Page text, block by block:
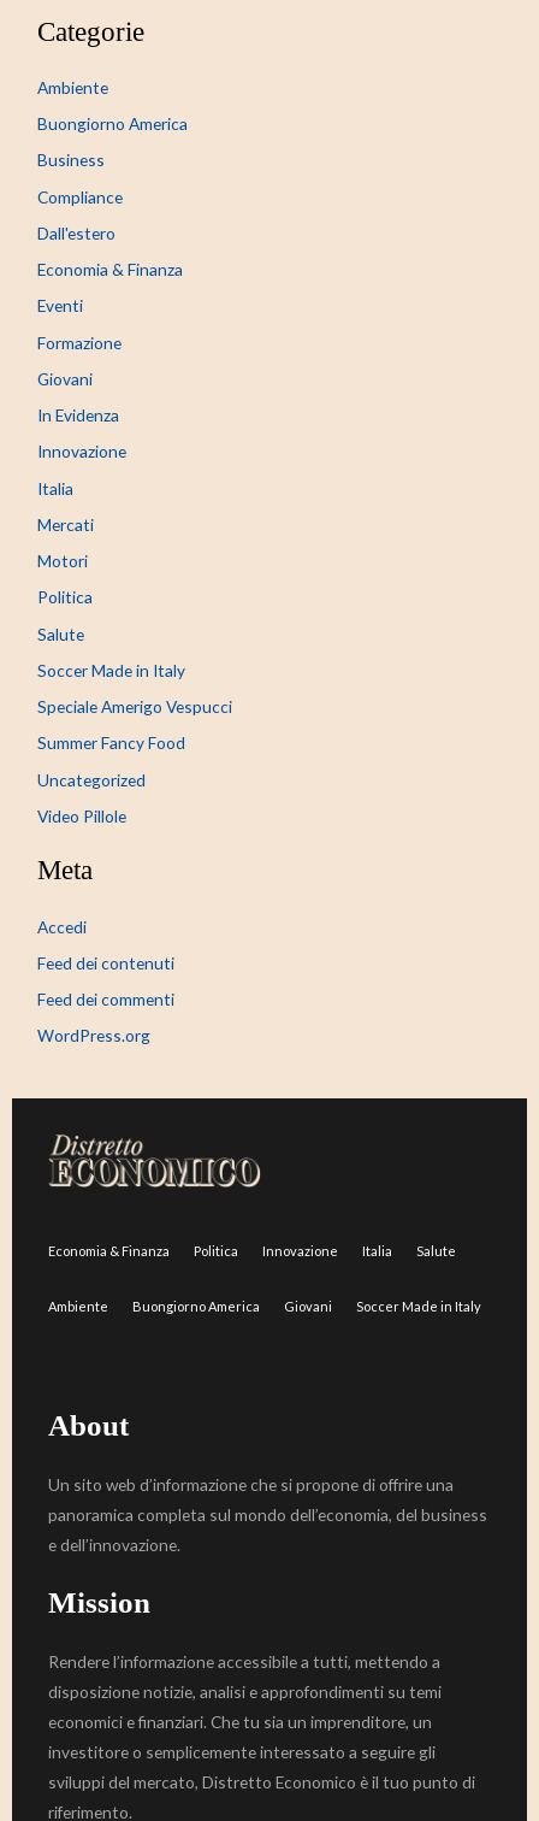
Categorie
Ambiente
Buongiorno America
Business
Compliance
Dall'estero
Economia & Finanza
Eventi
Formazione
Giovani
In Evidenza
Innovazione
Italia
Mercati
Motori
Politica
Salute
Soccer Made in Italy
Speciale Amerigo Vespucci
Summer Fancy Food
Uncategorized
Video Pillole
Meta
Accedi
Feed dei contenuti
Feed dei commenti
WordPress.org
Economia & Finanza Politica Innovazione Italia Salute
Ambiente Buongiorno America Giovani Soccer Made in Italy
About
Un sito web d’informazione che si propone di offrire una
panoramica completa sul mondo dell’economia, del business
e dell’innovazione.
Mission
Rendere l’informazione accessibile a tutti, mettendo a
disposizione notizie, analisi e approfondimenti su temi
economici e finanziari. Che tu sia un imprenditore, un
investitore o semplicemente interessato a seguire gli
sviluppi del mercato, Distretto Economico è il tuo punto di
riferimento.